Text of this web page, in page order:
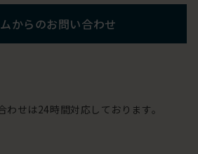
からのお問い合わせ
せは24時間対応しております。